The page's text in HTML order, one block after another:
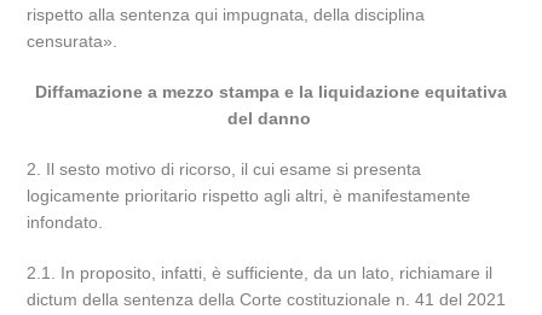
rispetto alla sentenza qui impugnata, della disciplina
censurata».
Diffamazione a mezzo stampa e la liquidazione equitativa
del danno
2. Il sesto motivo di ricorso, il cui esame si presenta
logicamente prioritario rispetto agli altri, è manifestamente
infondato.
2.1. In proposito, infatti, è sufficiente, da un lato, richiamare il
dictum della sentenza della Corte costituzionale n. 41 del 2021